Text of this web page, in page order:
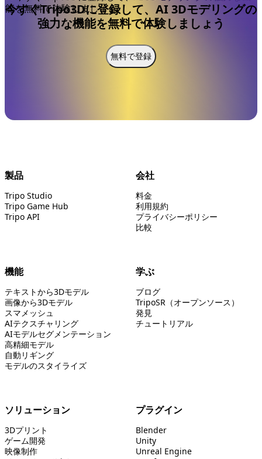
今すぐTripo3Dに登録して、AI 3Dモデリングの
強力な機能を無料で体験しましょう
無料で登録
製品
Tripo Studio
Tripo Game Hub
Tripo API
会社
料金
利用規約
プライバシーポリシー
比較
機能
テキストから3Dモデル
画像から3Dモデル
スマメッシュ
AIテクスチャリング
AIモデルセグメンテーション
高精細モデル
自動リギング
モデルのスタイライズ
学ぶ
ブログ
TripoSR（オープンソース）
発見
チュートリアル
ソリューション
3Dプリント
ゲーム開発
映像制作
プラグイン
Blender
Unity
Unreal Engine